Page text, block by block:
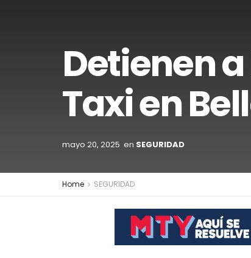
Detienen
Taxi en
mayo 20, 2025 en SEGURIDAD
Home SEGURIDAD